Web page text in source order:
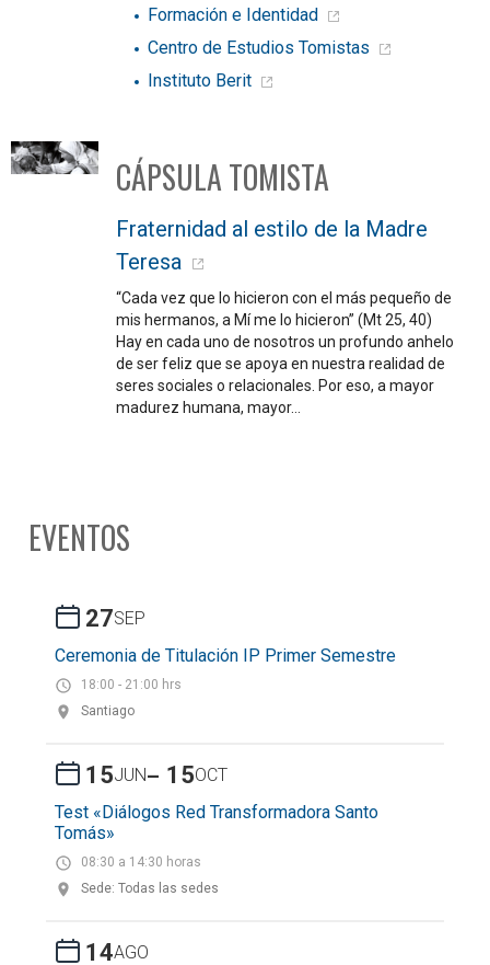
Formación e Identidad
Centro de Estudios Tomistas
Instituto Berit
CÁPSULA TOMISTA
Fraternidad al estilo de la Madre
Teresa
“Cada vez que lo hicieron con el más pequeño de
mis hermanos, a Mí me lo hicieron” (Mt 25, 40)
Hay en cada uno de nosotros un profundo anhelo
de ser feliz que se apoya en nuestra realidad de
seres sociales o relacionales. Por eso, a mayor
madurez humana, mayor…
EVENTOS
27SEP
Ceremonia de Titulación IP Primer Semestre
18:00 - 21:00 hrs
Santiago
15JUN- 15OCT
Test «Diálogos Red Transformadora Santo
Tomás»
08:30 a 14:30 horas
Sede: Todas las sedes
14AGO